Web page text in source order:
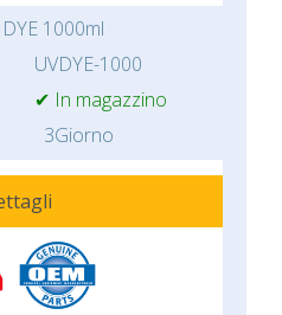
1000ml
UVDYE-1000
✔ In magazzino
3Giorno